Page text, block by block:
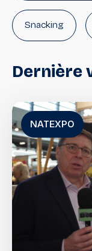
Snacking
Dernière
NATEXPO